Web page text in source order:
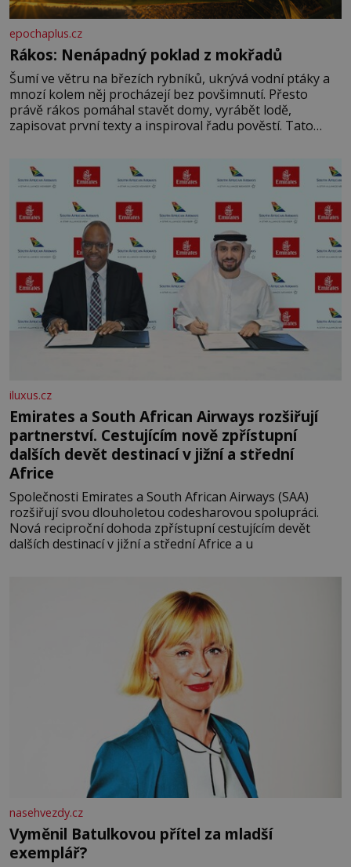
epochaplus.cz
Rákos: Nenápadný poklad z mokřadů
Šumí ve větru na březích rybníků, ukrývá vodní ptáky a
mnozí kolem něj procházejí bez povšimnutí. Přesto
právě rákos pomáhal stavět domy, vyrábět lodě,
zapisovat první texty a inspiroval řadu pověstí. Tato
letního koupání. Stačí se však podívat
iluxus.cz
Emirates a South African Airways rozšiřují
partnerství. Cestujícím nově zpřístupní
dalších devět destinací v jižní a střední
Africe
Společnosti Emirates a South African Airways (SAA)
rozšiřují svou dlouholetou codesharovou spolupráci.
Nová reciproční dohoda zpřístupní cestujícím devět
dalších destinací v jižní a střední Africe a u
nasehvezdy.cz
Vyměnil Batulkovou přítel za mladší
exemplář?